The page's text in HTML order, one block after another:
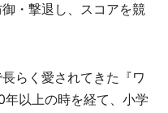
・撃退し、スコアを競
らく愛されてきた『ワ
以上の時を経て、小学